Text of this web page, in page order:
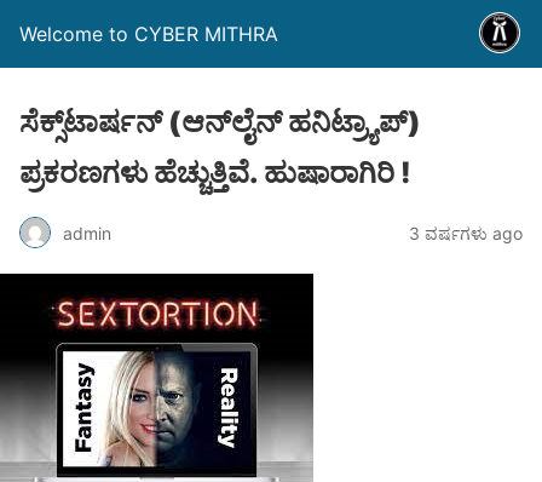
Welcome to CYBER MITHRA
ಸೆಕ್ಸ್‌ಟಾರ್ಷನ್‌ (ಆನ್​ಲೈನ್ ಹನಿಟ್ರ್ಯಾಪ್)
ಪ್ರಕರಣಗಳು ಹೆಚ್ಚುತ್ತಿವೆ. ಹುಷಾರಾಗಿರಿ !
admin 3 ವರ್ಷಗಳು ago